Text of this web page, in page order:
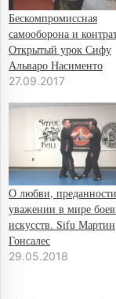
Бескомпромиссная
самооборона и
Открытый урок Сифу
Альваро Насименто
27.09.2017
О любви,
уважении в мире
искусств. Sifu Мартин
Гонсалес
29.05.2018